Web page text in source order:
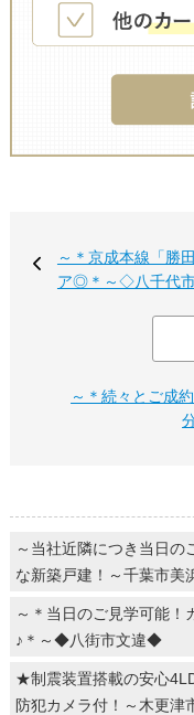
～＊京成本線「勝
ア◎＊～◇八千代
～＊続々とご成
～当社近隣につき当日の
な新築戸建！～千葉市美
～＊当日のご見学可能！
♪＊～◆八街市文違◆
★制震装置搭載の安心
防犯カメラ付！～木更津